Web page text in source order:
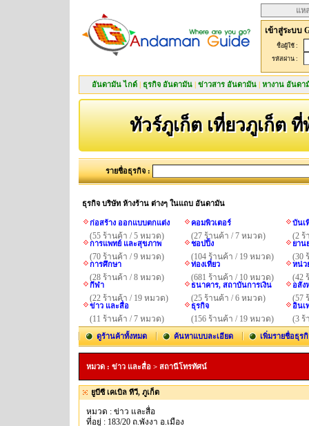
แห
เข้าสู่ระบบ
ชื่อผู้ใช้ :
รหัสผ่าน :
อันดามัน ไกด์ | ธุรกิจ อันดามัน | ข่าวสาร อันดามัน | หางาน อันดา
ทัวร์ภูเก็ต เที่ยวภูเก็ต
รายชื่อธุรกิจ :
ธุรกิจ บริษัท ห้างร้าน ต่างๆ ในแถบ อันดามัน
ก่อสร้าง ออกแบบตกแต่ง
(55 ร้านค้า / 5 หมวด)
การแพทย์ และสุขภาพ
(70 ร้านค้า / 9 หมวด)
การศึกษา
(28 ร้านค้า / 8 หมวด)
กีฬา
(22 ร้านค้า / 19 หมวด)
ข่าว และสื่อ
(11 ร้านค้า / 7 หมวด)
คอมพิวเตอร์
(27 ร้านค้า / 7 หมวด)
ชอปปิ้ง
(104 ร้านค้า / 19 หมวด)
ท่องเที่ยว
(681 ร้านค้า / 10 หมวด)
ธนาคาร, สถาบันการเงิน
(25 ร้านค้า / 6 หมวด)
ธุรกิจ
(156 ร้านค้า / 19 หมวด)
บันเ
(2 ร้
ยาน
(30
หน่ว
(42
อสัง
(57
อินเ
(3 ร้
ดูร้านค้าทั้งหมด ค้นหาแบบละเอียด เพิ่มรายชื่อธุร
หมวด : ข่าว และสื่อ > สถานีโทรทัศน์
ยูบีซี เคเบิล ทีวี, ภูเก็ต
หมวด : ข่าว และสื่อ
ที่อยู่ : 183/20 ถ.พังงา อ.เมือง